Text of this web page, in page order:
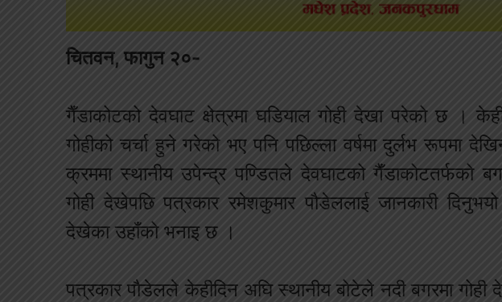
चितवन, फागुन २०-
गैँडाकोटको देवघाट क्षेत्रमा घडियाल गोही देखा परेको छ ।
गोहीको चर्चा हुने गरेको भए पनि पछिल्ला वर्षमा दुर्लभ रूपमा
क्रममा स्थानीय उपेन्द्र पण्डितले देवघाटको गैँडाकोटतर्फको
गोही देखेपछि पत्रकार रमेशकुमार पौडेललाई जानकारी
देखेका उहाँको भनाइ छ ।
पत्रकार पौडेलले केहीदिन अघि स्थानीय बोटेले नदी बगरमा